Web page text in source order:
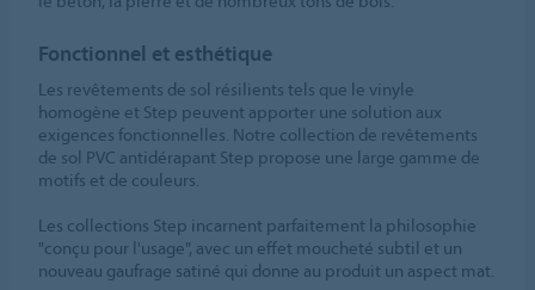
Fonctionnel et esthétique
Les revêtements de sol résilients tels que le vinyle
homogène et Step peuvent apporter une solution aux
exigences fonctionnelles. Notre collection de revêtements
de sol PVC antidérapant Step propose une large gamme de
motifs et de couleurs.
Les collections Step incarnent parfaitement la philosophie
"conçu pour l'usage", avec un effet moucheté subtil et un
nouveau gaufrage satiné qui donne au produit un aspect mat.